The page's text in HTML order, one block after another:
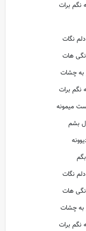
برات
نگات
هات
به چشات
برات
میمونه
بشم
نگات
هات
به چشات
برات